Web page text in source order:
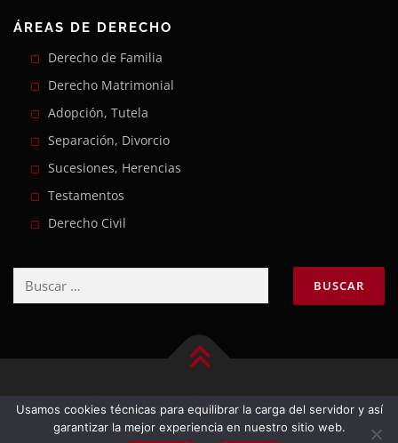
ÁREAS DE DERECHO
Derecho de Familia
Derecho Matrimonial
Adopción, Tutela
Separación, Divorcio
Sucesiones, Herencias
Testamentos
Derecho Civil
Copyright © 2026 Milagro Magaz–Tema
OnePresshecho por FameThemes
Usamos cookies técnicas para equilibrar la carga del servidor y así
garantizar la mejor experiencia en nuestro sitio web.